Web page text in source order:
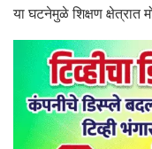
या घटनेमुळे शिक्षण